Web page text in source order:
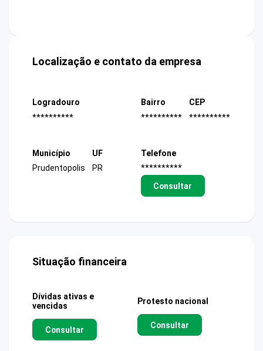
Localização e contato da empresa
Logradouro
**********
Bairro
**********
CEP
**********
Município
Prudentopolis
UF
PR
Telefone
**********
Consultar
Situação financeira
Dívidas ativas e
vencidas
Consultar
Protesto nacional
Consultar